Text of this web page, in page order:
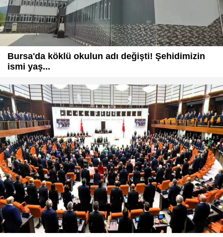
Bursa'da köklü okulun adı değişti! Şehidimizin
ismi yaş...